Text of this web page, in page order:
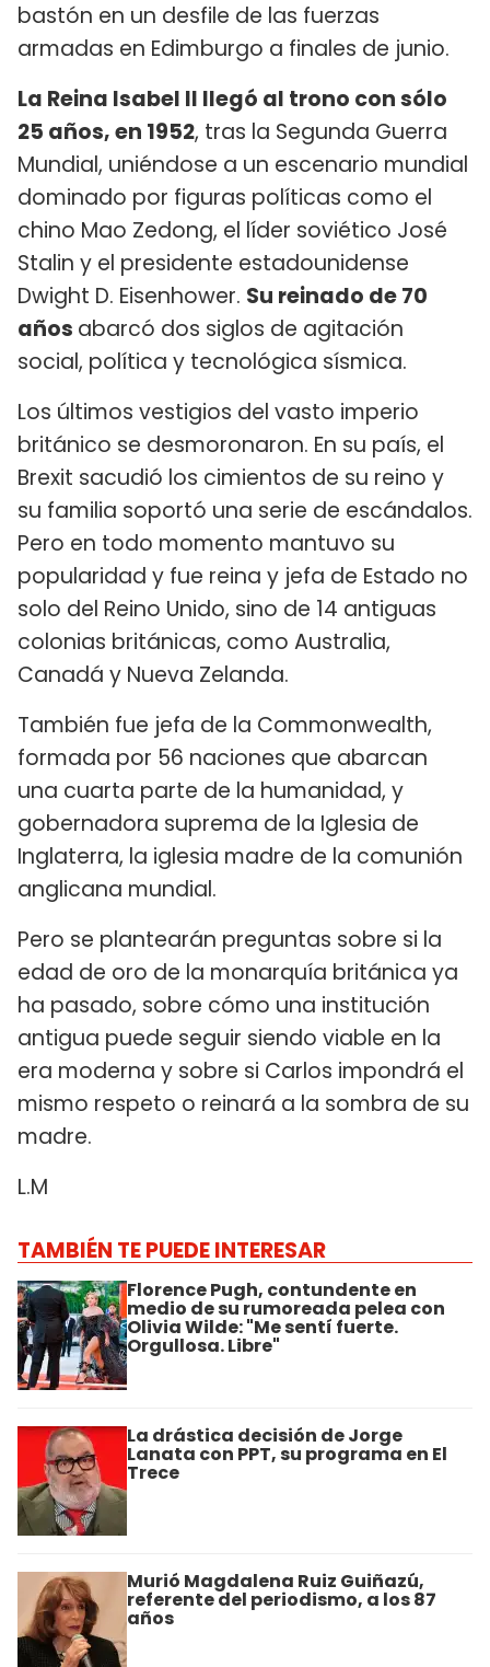
bastón en un desfile de las fuerzas
armadas en Edimburgo a finales de junio.
La Reina Isabel II llegó al trono con sólo
25 años, en 1952, tras la Segunda Guerra
Mundial, uniéndose a un escenario mundial
dominado por figuras políticas como el
chino Mao Zedong, el líder soviético José
Stalin y el presidente estadounidense
Dwight D. Eisenhower. Su reinado de 70
años abarcó dos siglos de agitación
social, política y tecnológica sísmica.
Los últimos vestigios del vasto imperio
británico se desmoronaron. En su país, el
Brexit sacudió los cimientos de su reino y
su familia soportó una serie de escándalos.
Pero en todo momento mantuvo su
popularidad y fue reina y jefa de Estado no
solo del Reino Unido, sino de 14 antiguas
colonias británicas, como Australia,
Canadá y Nueva Zelanda.
También fue jefa de la Commonwealth,
formada por 56 naciones que abarcan
una cuarta parte de la humanidad, y
gobernadora suprema de la Iglesia de
Inglaterra, la iglesia madre de la comunión
anglicana mundial.
Pero se plantearán preguntas sobre si la
edad de oro de la monarquía británica ya
ha pasado, sobre cómo una institución
antigua puede seguir siendo viable en la
era moderna y sobre si Carlos impondrá el
mismo respeto o reinará a la sombra de su
madre.
L.M
TAMBIÉN TE PUEDE INTERESAR
Florence Pugh, contundente en
medio de su rumoreada pelea con
Olivia Wilde: "Me sentí fuerte.
Orgullosa. Libre"
La drástica decisión de Jorge
Lanata con PPT, su programa en El
Trece
Murió Magdalena Ruiz Guiñazú,
referente del periodismo, a los 87
años